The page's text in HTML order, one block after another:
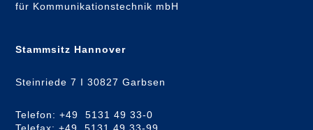
für Kommunikationstechnik mbH
Stammsitz Hannover
Steinriede 7 I 30827 Garbsen
Telefon: +49 5131 49 33-0